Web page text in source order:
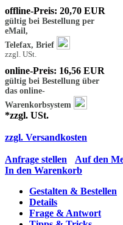
offline-Preis: 20,70 EUR
gültig bei Bestellung per
eMail,
Telefax, Brief
zzgl. USt.
online-Preis: 16,56 EUR
gültig bei Bestellung über
das online-
Warenkorbsystem
*zzgl. USt.
zzgl. Versandkosten
Anfrage stellen
Auf den
In den Warenkorb
Gestalten & Bestellen
Details
Frage & Antwort